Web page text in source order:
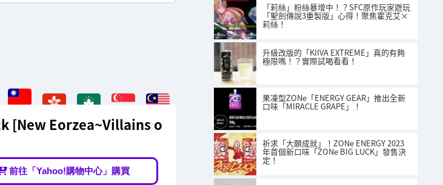
[New Eorzea~Villains o
前往「Yahoo!購物中心」購買
「莉絲」粉絲暴增中！？SFC原作玩家遊玩
「聖劍傳說3重製版」心得！聚焦霍克艾×
莉絲！
升級改版的「KIIVA EXTREME」真的有夠
極限嗎！？實際試喝看看！
果凍型ZONe「ENERGY GEAR」推出全新
口味「MIRACLE GRAPE」！
祈求「大願成就」！ZONe ENERGY 2023
年首個新口味「ZONe BIG LUCK」發售決
定！